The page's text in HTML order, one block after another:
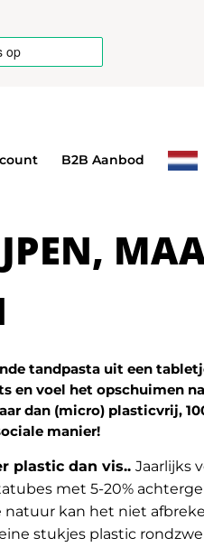
B2B Aanbod
tandpasta uit een
en voel het opschuimen
dan (micro) plasticvrij,
manier!
plastic dan vis.. Jaarlijks
met 5-20%
natuur kan het niet
stukjes plastic